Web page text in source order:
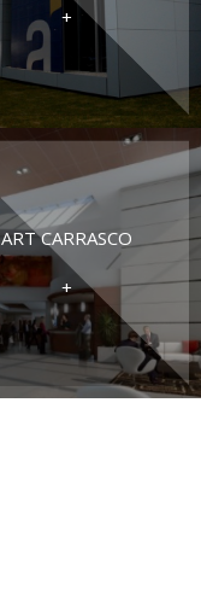
+
ART CARRASCO
+